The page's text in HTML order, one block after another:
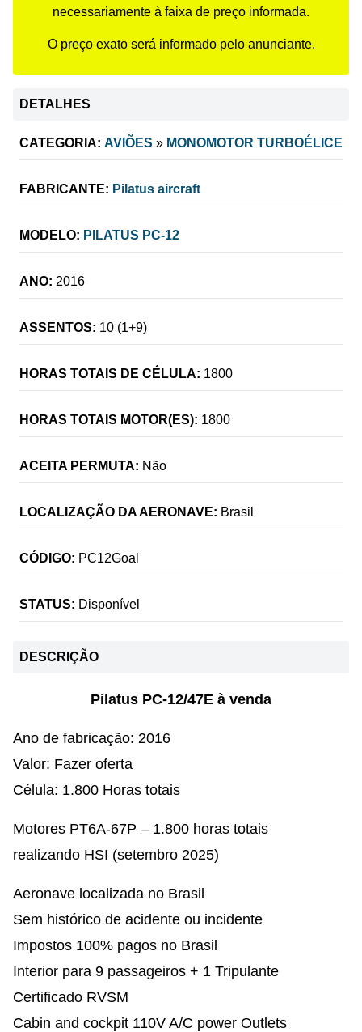
necessariamente à faixa de preço informada.
O preço exato será informado pelo anunciante.
DETALHES
CATEGORIA: AVIÕES » MONOMOTOR TURBOÉLICE
FABRICANTE: Pilatus aircraft
MODELO: PILATUS PC-12
ANO: 2016
ASSENTOS: 10 (1+9)
HORAS TOTAIS DE CÉLULA: 1800
HORAS TOTAIS MOTOR(ES): 1800
ACEITA PERMUTA: Não
LOCALIZAÇÃO DA AERONAVE: Brasil
CÓDIGO: PC12Goal
STATUS: Disponível
DESCRIÇÃO
Pilatus PC-12/47E à venda
Ano de fabricação: 2016
Valor: Fazer oferta
Célula: 1.800 Horas totais
Motores PT6A-67P – 1.800 horas totais
realizando HSI (setembro 2025)
Aeronave localizada no Brasil
Sem histórico de acidente ou incidente
Impostos 100% pagos no Brasil
Interior para 9 passageiros + 1 Tripulante
Certificado RVSM
Cabin and cockpit 110V A/C power Outlets